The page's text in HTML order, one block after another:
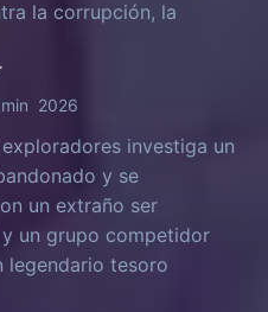
la corrupción, la
2026
investiga un
y se
un extraño ser
un grupo competidor
legendario tesoro